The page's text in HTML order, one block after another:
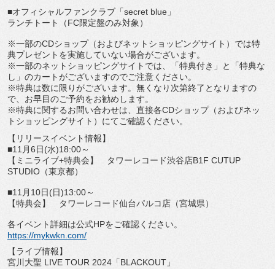
■オフィシャルファンクラブ「secret blue」
ランチトート（FC限定盤のみ対象）
※一部のCDショップ（およびネットショッピングサイト） では特
典プレゼントを実施していない場合がございます。
※一部のネットショッピングサイトでは、「特典付き」と「特典な
し」のカートがございますのでご注意ください。
※特典は数に限りがございます。 無くなり次第終了となりますの
で、 お早目のご予約をお勧めします。
※特典に関するお問い合わせは、直接各CDショップ（およびネッ
トショッピングサイト）にてご確認ください。
【リリースイベント情報】
■11月6日(水)18:00～
【ミニライブ+特典会】 タワーレコード渋谷店B1F CUTUP
STUDIO（東京都）
■11月10日(日)13:00～
【特典会】 タワーレコード仙台パルコ店（宮城県）
各イベント詳細は公式HPをご確認ください。
https://mykwkn.com/
【ライブ情報】
宮川大聖 LIVE TOUR 2024「BLACKOUT」